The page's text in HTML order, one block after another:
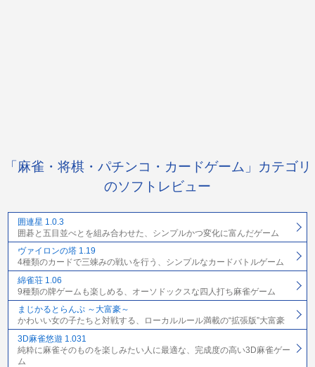
「麻雀・将棋・パチンコ・カードゲーム」カテゴリ
のソフトレビュー
囲連星 1.0.3
囲碁と五目並べとを組み合わせた、シンプルかつ変化に富んだゲーム
ヴァイロンの塔 1.19
4種類のカードで三竦みの戦いを行う、シンプルなカードバトルゲーム
綿雀荘 1.06
9種類の牌ゲームも楽しめる、オーソドックスな四人打ち麻雀ゲーム
まじかるとらんぷ ～大富豪～
かわいい女の子たちと対戦する、ローカルルール満載の“拡張版”大富豪
3D麻雀悠遊 1.031
純粋に麻雀そのものを楽しみたい人に最適な、完成度の高い3D麻雀ゲー
ム